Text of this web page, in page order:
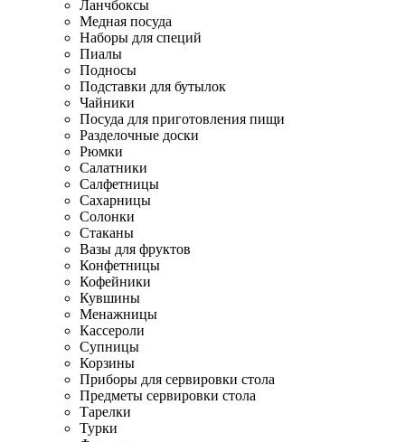
Ланчбоксы
Медная посуда
Наборы для специй
Пиалы
Подносы
Подставки для бутылок
Чайники
Посуда для приготовления пищи
Разделочные доски
Рюмки
Салатники
Салфетницы
Сахарницы
Солонки
Стаканы
Вазы для фруктов
Конфетницы
Кофейники
Кувшины
Менажницы
Кассероли
Супницы
Корзины
Приборы для сервировки стола
Предметы сервировки стола
Тарелки
Турки